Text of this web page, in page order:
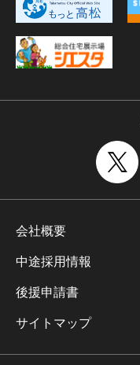
会社概要
中途採用情報
後援申請書
サイトマップ